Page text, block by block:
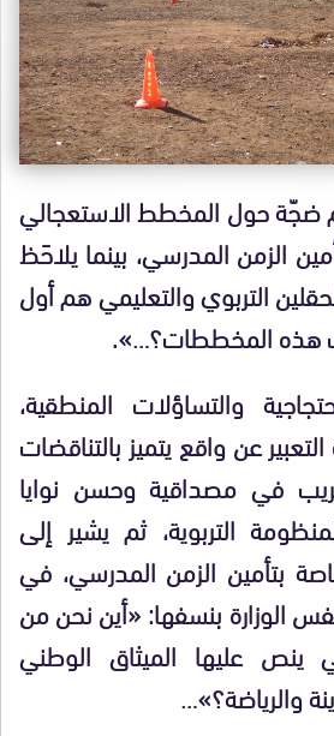
ضجّة حول المخطط الاستعجالي
الزمن المدرسي، بينما يلاحَظ
التربوي والتعليمي هم أول
المخططات؟…».
والتساؤلات المنطقية،
عن واقع يتميز بالتناقضات
في مصداقية وحسن نوايا
التربوية، ثم يشير إلى
بتأمين الزمن المدرسي، في
الوزارة بنسفها: «أين نحن من
112، التي ينص عليها الميثاق الوطني
والرياضة؟»…